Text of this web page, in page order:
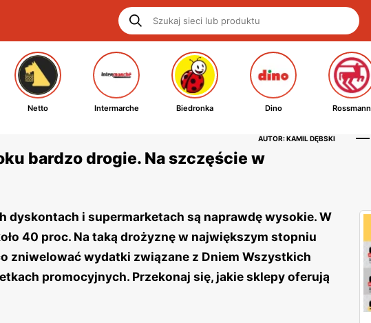
Netto Intermarche Biedronka Dino Rossmann
AUTOR: KAMIL DĘBSKI
bardzo drogie. Na szczęście w
dyskontach i supermarketach są naprawdę wysokie. W
40 proc. Na taką drożyznę w największym stopniu
zniwelować wydatki związane z Dniem Wszystkich
promocyjnych. Przekonaj się, jakie sklepy oferują